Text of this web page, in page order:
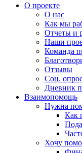
О проекте
О нас
Как мы
Отчеты и
Наши
Команда
Отзывы
Соц.
Дневник
Взаимопомощь
Нужна
Как
Хочу